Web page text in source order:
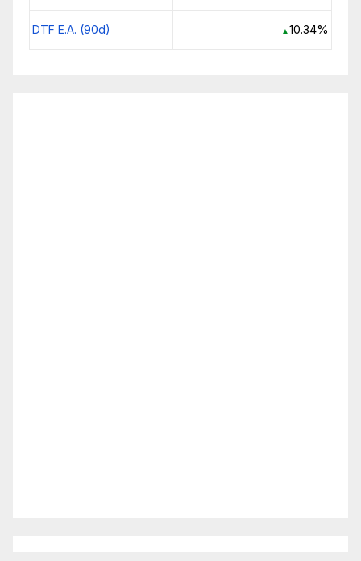
DTF E.A. (90d) ▲10.34%